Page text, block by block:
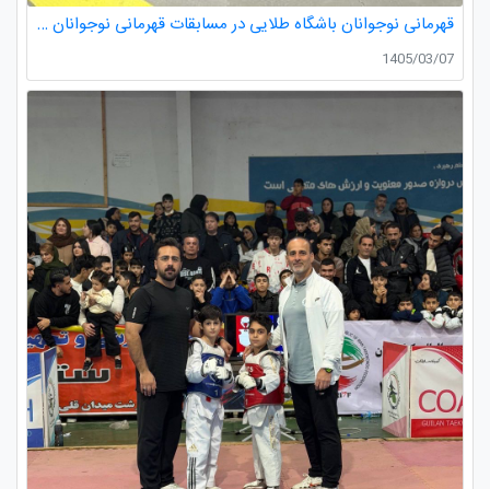
قهرمانی نوجوانان باشگاه طلایی در مسابقات قهرمانی نوجوانان تکواندو استان گیلان
1405/03/07